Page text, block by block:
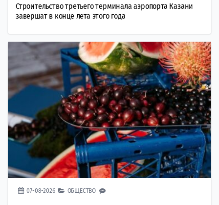
Строительство третьего терминала аэропорта Казани
завершат в конце лета этого года
07-08-2026 ОБЩЕСТВО